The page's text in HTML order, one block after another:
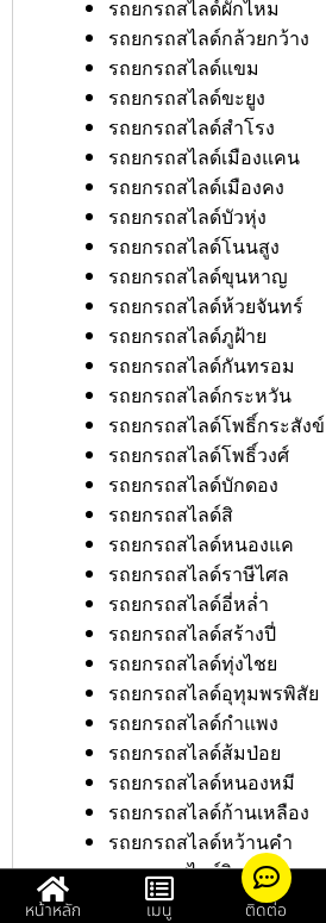
รถยกรถสไลด์ผักไหม
รถยกรถสไลด์กล้วยกว้าง
รถยกรถสไลด์แขม
รถยกรถสไลด์ขะยูง
รถยกรถสไลด์สำโรง
รถยกรถสไลด์เมืองแคน
รถยกรถสไลด์เมืองคง
รถยกรถสไลด์บัวหุ่ง
รถยกรถสไลด์โนนสูง
รถยกรถสไลด์ขุนหาญ
รถยกรถสไลด์ห้วยจันทร์
รถยกรถสไลด์ภูฝ้าย
รถยกรถสไลด์กันทรอม
รถยกรถสไลด์กระหวัน
รถยกรถสไลด์โพธิ์กระสังข์
รถยกรถสไลด์โพธิ์วงศ์
รถยกรถสไลด์บักดอง
รถยกรถสไลด์สิ
รถยกรถสไลด์หนองแค
รถยกรถสไลด์ราษีไศล
รถยกรถสไลด์อี่หล่ำ
รถยกรถสไลด์สร้างปี่
รถยกรถสไลด์ทุ่งไชย
รถยกรถสไลด์อุทุมพรพิสัย
รถยกรถสไลด์กำแพง
รถยกรถสไลด์ส้มป่อย
รถยกรถสไลด์หนองหมี
รถยกรถสไลด์ก้านเหลือง
รถยกรถสไลด์หว้านคำ
รถยกรถสไลด์จิกสังข์ทอง
รถยกรถสไลด์ด่าน
หน้าหลัก เมนู ติดต่อ